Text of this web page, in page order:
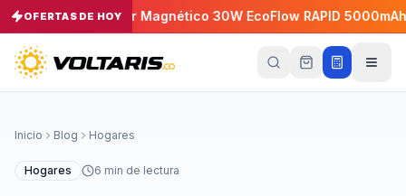
OFERTAS DE HOY
% Cargador Magnético 30W EcoFlow RAPID 5000mAh −5%
Inicio Blog Hogares
Hogares 6 min de lectura
Tu
Vacío
carrito
está